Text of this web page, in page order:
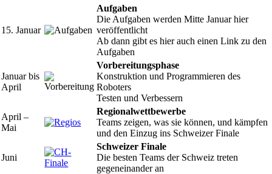
15. Januar
Aufgaben
Die Aufgaben werden Mitte Januar hier
veröffentlicht
Ab dann gibt es hier auch einen Link zu den
Aufgaben
Januar bis
April
Vorbereitungsphase
Konstruktion und Programmieren des
Roboters
Testen und Verbessern
April –
Mai
Regionalwettbewerbe
Teams zeigen, was sie können, und kämpfen
und den Einzug ins Schweizer Finale
Juni
Schweizer Finale
Die besten Teams der Schweiz treten
gegeneinander an